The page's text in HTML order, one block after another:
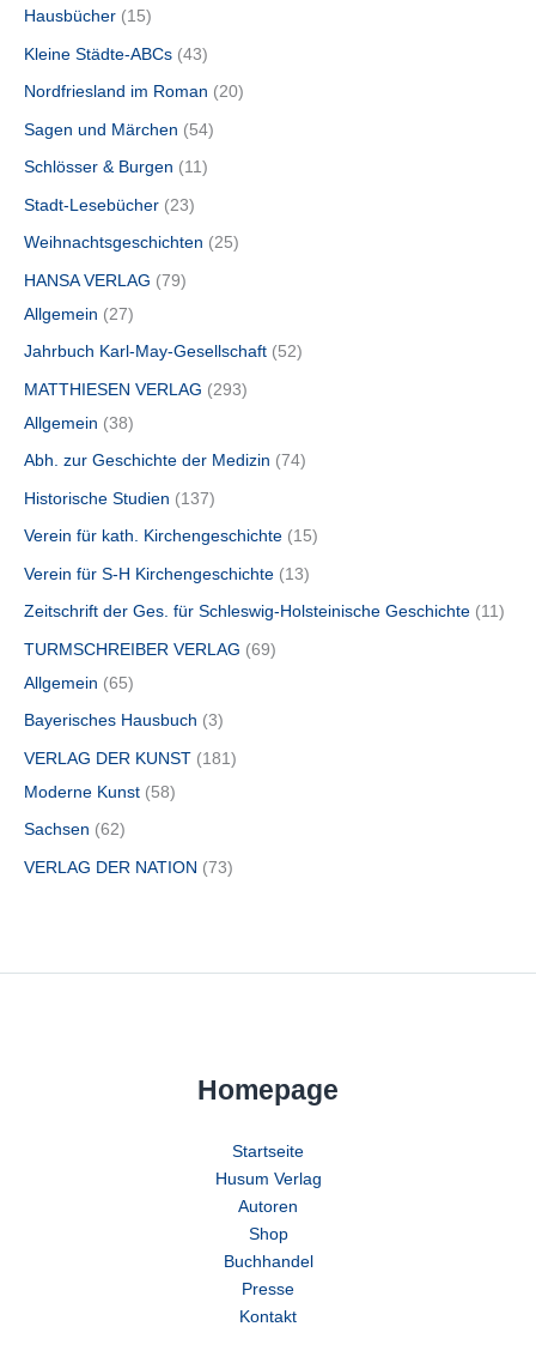
Hausbücher
15
Kleine Städte-ABCs 43
Nordfriesland im Roman
20
Sagen und Märchen
54
Schlösser & Burgen
11
Stadt-Lesebücher
23
Weihnachtsgeschichten
25
HANSA VERLAG
79
Allgemein
27
Jahrbuch Karl-May-Gesellschaft
52
MATTHIESEN VERLAG
293
Allgemein
38
Abh. zur Geschichte der Medizin
74
Historische Studien
137
Verein für kath. Kirchengeschichte
15
Verein für S-H Kirchengeschichte
13
Zeitschrift der Ges. für Schleswig-Holsteinische Geschichte
11
TURMSCHREIBER VERLAG
69
Allgemein
65
Bayerisches Hausbuch
3
VERLAG DER KUNST
181
Moderne Kunst
58
Sachsen
62
VERLAG DER NATION
73
Homepage
Startseite
Husum Verlag
Autoren
Shop
Buchhandel
Presse
Kontakt